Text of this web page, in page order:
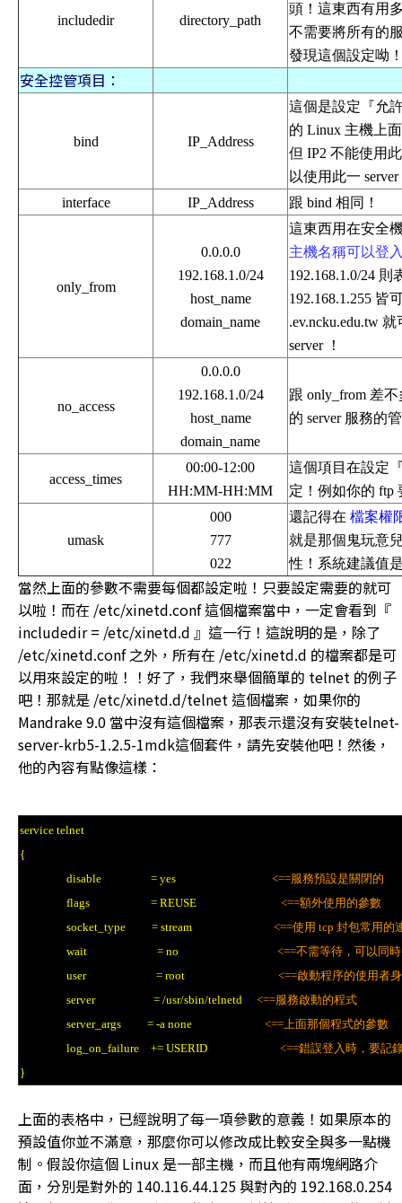
includedir directory_path
頭！這東西有用
不需要將所有的
發現這個設定呦
安全控管項目：
bind IP_Address
這個是設定『允
的 Linux 主機上
但 IP2 不能使用
以使用此一
interface
IP_Address 跟 bind 相同！
only_from
0.0.0.0
192.168.1.0/24
host_name
domain_name
這東西用在安全
主機名稱可以登
192.168.1.0/24 則
192.168.1.255 皆
.ev.ncku.edu.tw
server ！
no_access
0.0.0.0
192.168.1.0/24
host_name
domain_name
跟 only_from 差
的 server 服務的
access_times
00:00-12:00
HH:MM-HH:MM
這個項目在設定
定！例如你的 ftp
umask
000
777
022
還記得在 檔案權
就是那個鬼玩意
性！系統建議值
當然上面的參數不需要每個都設定啦！只要設定需要的就可
以啦！而在 /etc/xinetd.conf 這個檔案當中，一定會看到『
includedir = /etc/xinetd.d 』這一行！這說明的是，除了
/etc/xinetd.conf 之外，所有在 /etc/xinetd.d 的檔案都是可
以用來設定的啦！！好了，我們來舉個簡單的 telnet 的例子
吧！那就是 /etc/xinetd.d/telnet 這個檔案，如果你的
Mandrake 9.0 當中沒有這個檔案，那表示還沒有安裝telnet-
server-krb5-1.2.5-1mdk這個套件，請先安裝他吧！然後，
他的內容有點像這樣：
service telnet
{
disable = yes <==服務預設是關閉的
flags = REUSE
<==額外使用的參數
socket_type = stream <==使用 tcp 封包常用的
wait = no
<==不需等待，可以同
user = root
<==啟動程序的使用者
server = /usr/sbin/telnetd
<==服務啟動的程式
server_args = -a none <==上面那個程式的參數
log_on_failure += USERID <==錯誤登入時，要記
}
上面的表格中，已經說明了每一項參數的意義！如果原本的
預設值你並不滿意，那麼你可以修改成比較安全與多一點機
制。假設你這個 Linux 是一部主機，而且他有兩塊網路介
面，分別是對外的 140.116.44.125 與對內的 192.168.0.254